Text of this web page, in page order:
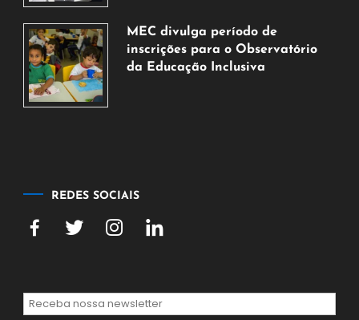
de
agosto
de
MEC divulga período de
inscrições para o Observatório
da Educação Inclusiva
REDES SOCIAIS